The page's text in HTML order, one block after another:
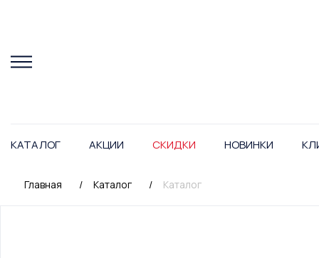
КАТАЛОГ АКЦИИ СКИДКИ НОВИНКИ
Главная / Каталог / Каталог